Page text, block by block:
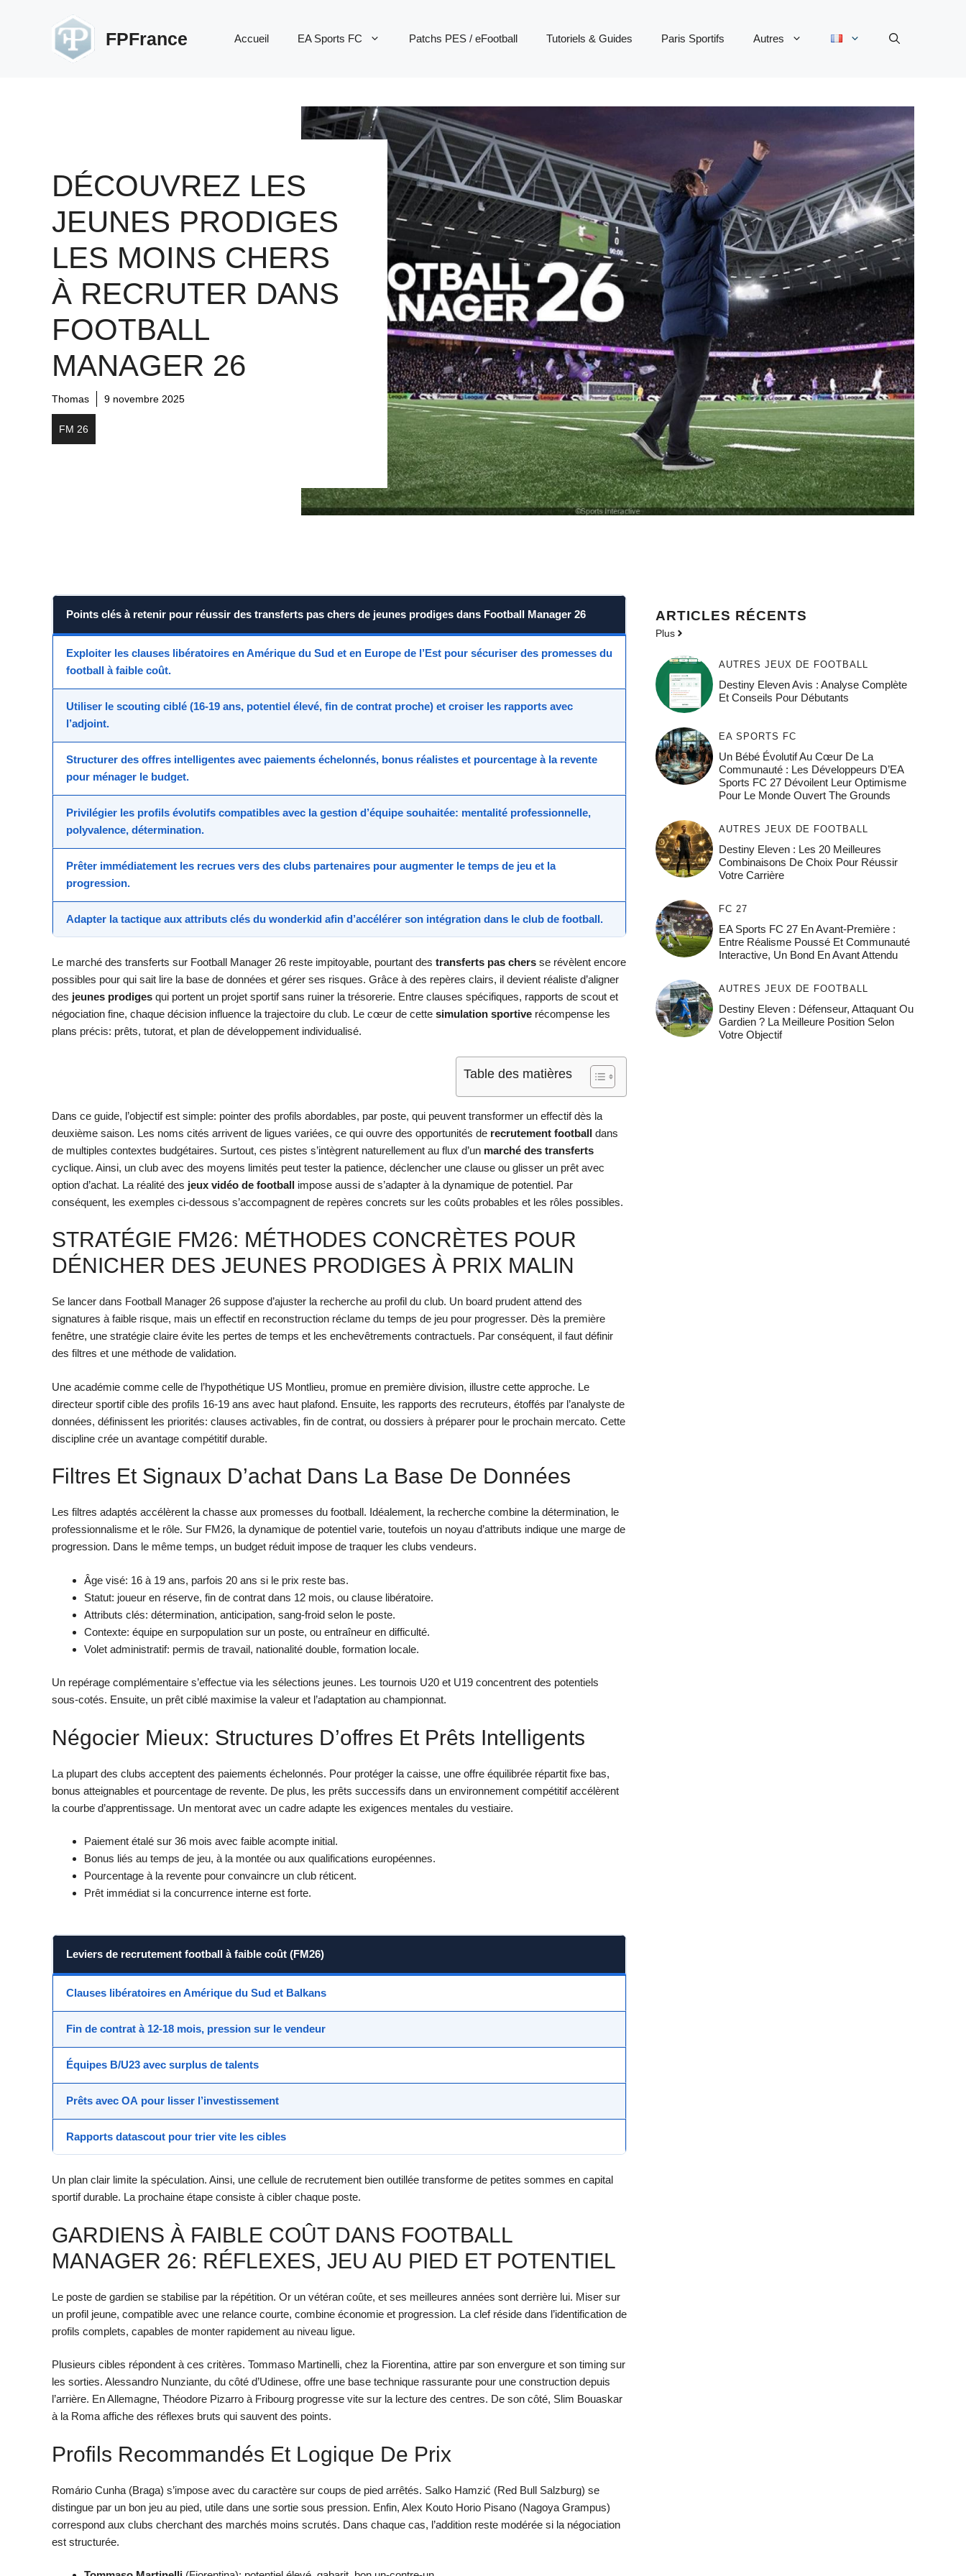
FPFrance Accueil EA Sports FC Patchs PES / eFootball Tutoriels & Guides Paris Sportifs Autres
DÉCOUVREZ LES
JEUNES PRODIGES
LES MOINS CHERS
À RECRUTER DANS
FOOTBALL
MANAGER 26
Thomas 9 novembre 2025
FM 26
Points clés à retenir pour réussir des transferts pas chers de jeunes prodiges dans Football Manager 26
Exploiter les clauses libératoires en Amérique du Sud et en Europe de l’Est pour sécuriser des promesses du
football à faible coût.
Utiliser le scouting ciblé (16-19 ans, potentiel élevé, fin de contrat proche) et croiser les rapports avec
l’adjoint.
Structurer des offres intelligentes avec paiements échelonnés, bonus réalistes et pourcentage à la revente
pour ménager le budget.
Privilégier les profils évolutifs compatibles avec la gestion d’équipe souhaitée: mentalité professionnelle,
polyvalence, détermination.
Prêter immédiatement les recrues vers des clubs partenaires pour augmenter le temps de jeu et la
progression.
Adapter la tactique aux attributs clés du wonderkid afin d’accélérer son intégration dans le club de football.
Le marché des transferts sur Football Manager 26 reste impitoyable, pourtant des transferts pas chers se révèlent encore
possibles pour qui sait lire la base de données et gérer ses risques. Grâce à des repères clairs, il devient réaliste d’aligner
des jeunes prodiges qui portent un projet sportif sans ruiner la trésorerie. Entre clauses spécifiques, rapports de scout et
négociation fine, chaque décision influence la trajectoire du club. Le cœur de cette simulation sportive récompense les
plans précis: prêts, tutorat, et plan de développement individualisé.
Table des matières
Dans ce guide, l’objectif est simple: pointer des profils abordables, par poste, qui peuvent transformer un effectif dès la
deuxième saison. Les noms cités arrivent de ligues variées, ce qui ouvre des opportunités de recrutement football dans
de multiples contextes budgétaires. Surtout, ces pistes s’intègrent naturellement au flux d’un marché des transferts
cyclique. Ainsi, un club avec des moyens limités peut tester la patience, déclencher une clause ou glisser un prêt avec
option d’achat. La réalité des jeux vidéo de football impose aussi de s’adapter à la dynamique de potentiel. Par
conséquent, les exemples ci-dessous s’accompagnent de repères concrets sur les coûts probables et les rôles possibles.
STRATÉGIE FM26: MÉTHODES CONCRÈTES POUR
DÉNICHER DES JEUNES PRODIGES À PRIX MALIN
Se lancer dans Football Manager 26 suppose d’ajuster la recherche au profil du club. Un board prudent attend des
signatures à faible risque, mais un effectif en reconstruction réclame du temps de jeu pour progresser. Dès la première
fenêtre, une stratégie claire évite les pertes de temps et les enchevêtrements contractuels. Par conséquent, il faut définir
des filtres et une méthode de validation.
Une académie comme celle de l’hypothétique US Montlieu, promue en première division, illustre cette approche. Le
directeur sportif cible des profils 16-19 ans avec haut plafond. Ensuite, les rapports des recruteurs, étoffés par l’analyste de
données, définissent les priorités: clauses activables, fin de contrat, ou dossiers à préparer pour le prochain mercato. Cette
discipline crée un avantage compétitif durable.
Filtres Et Signaux D’achat Dans La Base De Données
Les filtres adaptés accélèrent la chasse aux promesses du football. Idéalement, la recherche combine la détermination, le
professionnalisme et le rôle. Sur FM26, la dynamique de potentiel varie, toutefois un noyau d’attributs indique une marge de
progression. Dans le même temps, un budget réduit impose de traquer les clubs vendeurs.
Âge visé: 16 à 19 ans, parfois 20 ans si le prix reste bas.
Statut: joueur en réserve, fin de contrat dans 12 mois, ou clause libératoire.
Attributs clés: détermination, anticipation, sang-froid selon le poste.
Contexte: équipe en surpopulation sur un poste, ou entraîneur en difficulté.
Volet administratif: permis de travail, nationalité double, formation locale.
Un repérage complémentaire s’effectue via les sélections jeunes. Les tournois U20 et U19 concentrent des potentiels
sous-cotés. Ensuite, un prêt ciblé maximise la valeur et l’adaptation au championnat.
Négocier Mieux: Structures D’offres Et Prêts Intelligents
La plupart des clubs acceptent des paiements échelonnés. Pour protéger la caisse, une offre équilibrée répartit fixe bas,
bonus atteignables et pourcentage de revente. De plus, les prêts successifs dans un environnement compétitif accélèrent
la courbe d’apprentissage. Un mentorat avec un cadre adapte les exigences mentales du vestiaire.
Paiement étalé sur 36 mois avec faible acompte initial.
Bonus liés au temps de jeu, à la montée ou aux qualifications européennes.
Pourcentage à la revente pour convaincre un club réticent.
Prêt immédiat si la concurrence interne est forte.
Leviers de recrutement football à faible coût (FM26)
Clauses libératoires en Amérique du Sud et Balkans
Fin de contrat à 12-18 mois, pression sur le vendeur
Équipes B/U23 avec surplus de talents
Prêts avec OA pour lisser l’investissement
Rapports datascout pour trier vite les cibles
Un plan clair limite la spéculation. Ainsi, une cellule de recrutement bien outillée transforme de petites sommes en capital
sportif durable. La prochaine étape consiste à cibler chaque poste.
GARDIENS À FAIBLE COÛT DANS FOOTBALL
MANAGER 26: RÉFLEXES, JEU AU PIED ET POTENTIEL
Le poste de gardien se stabilise par la répétition. Or un vétéran coûte, et ses meilleures années sont derrière lui. Miser sur
un profil jeune, compatible avec une relance courte, combine économie et progression. La clef réside dans l’identification de
profils complets, capables de monter rapidement au niveau ligue.
Plusieurs cibles répondent à ces critères. Tommaso Martinelli, chez la Fiorentina, attire par son envergure et son timing sur
les sorties. Alessandro Nunziante, du côté d’Udinese, offre une base technique rassurante pour une construction depuis
l’arrière. En Allemagne, Théodore Pizarro à Fribourg progresse vite sur la lecture des centres. De son côté, Slim Bouaskar
à la Roma affiche des réflexes bruts qui sauvent des points.
Profils Recommandés Et Logique De Prix
Romário Cunha (Braga) s’impose avec du caractère sur coups de pied arrêtés. Salko Hamzić (Red Bull Salzburg) se
distingue par un bon jeu au pied, utile dans une sortie sous pression. Enfin, Alex Kouto Horio Pisano (Nagoya Grampus)
correspond aux clubs cherchant des marchés moins scrutés. Dans chaque cas, l’addition reste modérée si la négociation
est structurée.
ARTICLES RÉCENTS
Plus
AUTRES JEUX DE FOOTBALL
Destiny Eleven Avis : Analyse Complète
Et Conseils Pour Débutants
EA SPORTS FC
Un Bébé Évolutif Au Cœur De La
Communauté : Les Développeurs D’EA
Sports FC 27 Dévoilent Leur Optimisme
Pour Le Monde Ouvert The Grounds
AUTRES JEUX DE FOOTBALL
Destiny Eleven : Les 20 Meilleures
Combinaisons De Choix Pour Réussir
Votre Carrière
FC 27
EA Sports FC 27 En Avant-Première :
Entre Réalisme Poussé Et Communauté
Interactive, Un Bond En Avant Attendu
AUTRES JEUX DE FOOTBALL
Destiny Eleven : Défenseur, Attaquant Ou
Gardien ? La Meilleure Position Selon
Votre Objectif